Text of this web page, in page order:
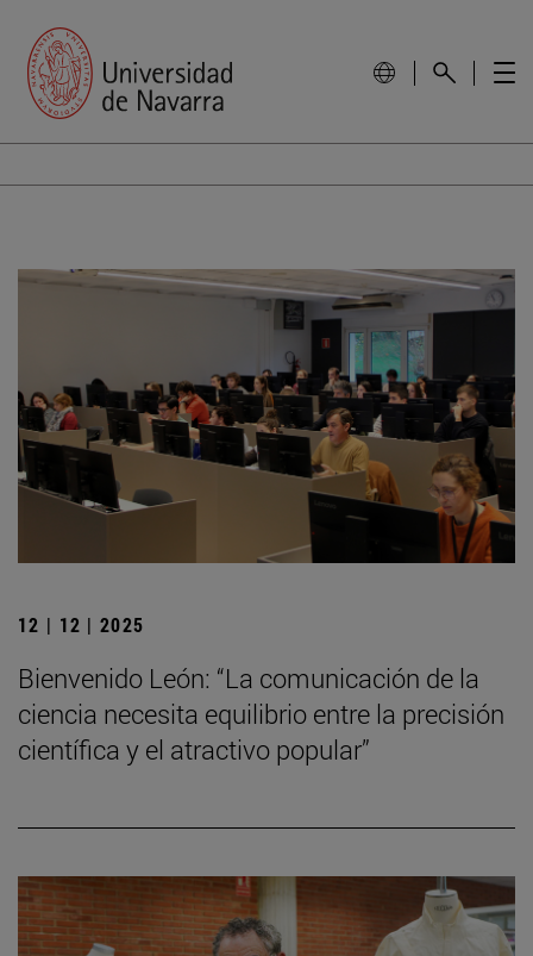
12 | 12 | 2025
Bienvenido León: “La comunicación de la
ciencia necesita equilibrio entre la precisión
científica y el atractivo popular”